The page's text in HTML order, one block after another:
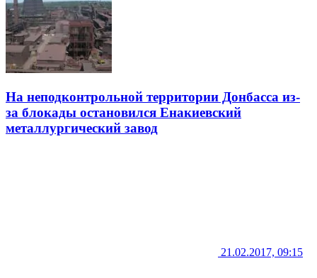
На неподконтрольной территории Донбасса из-
за блокады остановился Енакиевский
металлургический завод
21.02.2017, 09:15